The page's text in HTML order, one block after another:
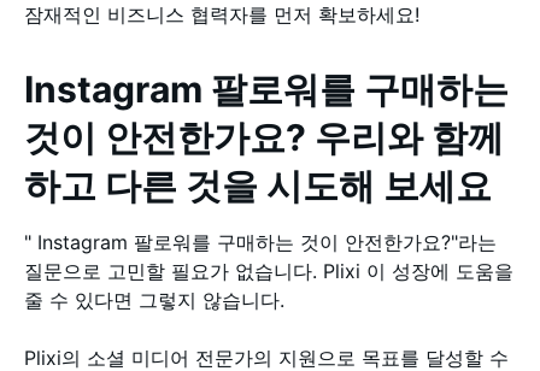
잠재적인 비즈니스 협력자를 먼저 확보하세요!
Instagram 팔로워를 구매하는
것이 안전한가요? 우리와 함께
하고 다른 것을 시도해 보세요
" Instagram 팔로워를 구매하는 것이 안전한가요?"라는
질문으로 고민할 필요가 없습니다. Plixi 이 성장에 도움을
줄 수 있다면 그렇지 않습니다.
Plixi의 소셜 미디어 전문가의 지원으로 목표를 달성할 수